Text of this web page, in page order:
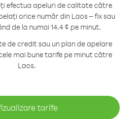
efectua apeluri de calitate către
orice număr din Laos – fix sau
de la numai 14.4 ¢ pe minut.
de credit sau un plan de apelare
mai bune tarife pe minut către
Laos.
tarife